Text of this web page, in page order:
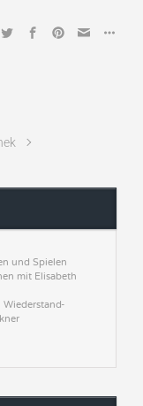
und Spielen
mit Elisabeth
Wiederstand-